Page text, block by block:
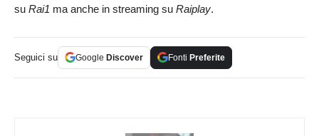
su Rai1 ma anche in streaming su Raiplay.
Seguici su Google Discover Fonti Preferite